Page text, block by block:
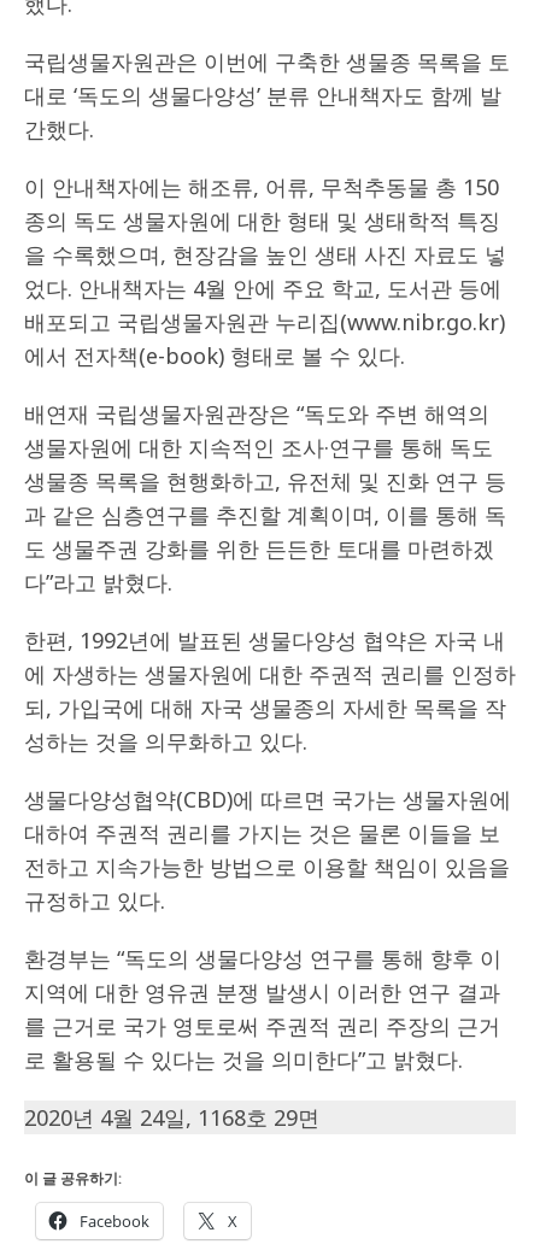
국립생물자원관은 이번에 구축한 생물종 목록을 토
대로 ‘독도의 생물다양성’ 분류 안내책자도 함께 발
간했다.
이 안내책자에는 해조류, 어류, 무척추동물 총 150
종의 독도 생물자원에 대한 형태 및 생태학적 특징
을 수록했으며, 현장감을 높인 생태 사진 자료도 넣
었다. 안내책자는 4월 안에 주요 학교, 도서관 등에
배포되고 국립생물자원관 누리집(www.nibr.go.kr)
에서 전자책(e-book) 형태로 볼 수 있다.
배연재 국립생물자원관장은 “독도와 주변 해역의
생물자원에 대한 지속적인 조사·연구를 통해 독도
생물종 목록을 현행화하고, 유전체 및 진화 연구 등
과 같은 심층연구를 추진할 계획이며, 이를 통해 독
도 생물주권 강화를 위한 든든한 토대를 마련하겠
다”라고 밝혔다.
한편, 1992년에 발표된 생물다양성 협약은 자국 내
에 자생하는 생물자원에 대한 주권적 권리를 인정하
되, 가입국에 대해 자국 생물종의 자세한 목록을 작
성하는 것을 의무화하고 있다.
생물다양성협약(CBD)에 따르면 국가는 생물자원에
대하여 주권적 권리를 가지는 것은 물론 이들을 보
전하고 지속가능한 방법으로 이용할 책임이 있음을
규정하고 있다.
환경부는 “독도의 생물다양성 연구를 통해 향후 이
지역에 대한 영유권 분쟁 발생시 이러한 연구 결과
를 근거로 국가 영토로써 주권적 권리 주장의 근거
로 활용될 수 있다는 것을 의미한다”고 밝혔다.
2020년 4월 24일, 1168호 29면
이 글 공유하기:
Facebook X